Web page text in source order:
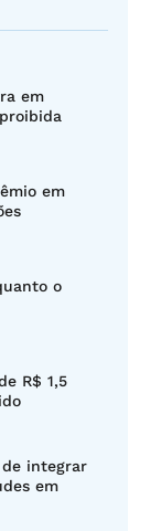
em
em
o
R$ 1,5
de integrar
em